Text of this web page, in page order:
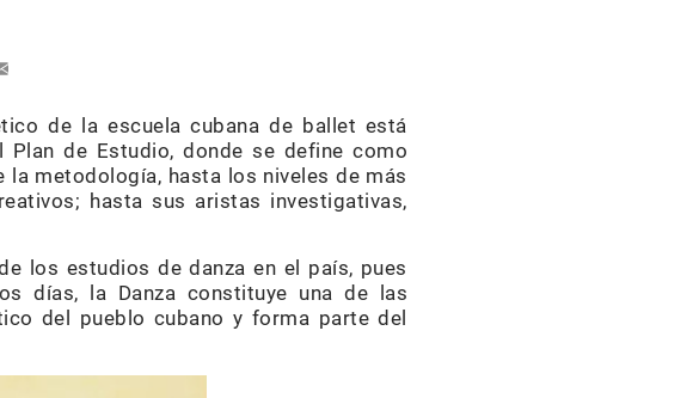
de la escuela cubana de ballet está
de Estudio, donde se define como
metodología, hasta los niveles de más
hasta sus aristas investigativas,
los estudios de danza en el país, pues
días, la Danza constituye una de las
del pueblo cubano y forma parte del